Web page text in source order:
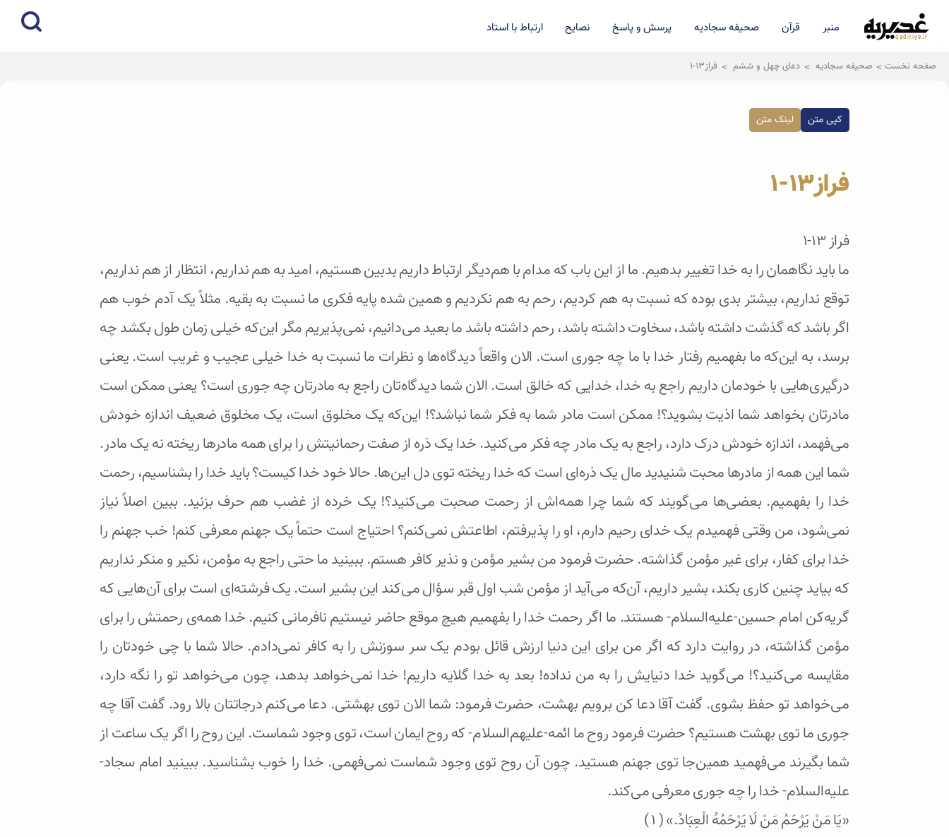
qadiriye.ir
نشریه ی غدیریه-بیانات استاد
منبر قرآن صحیفه سجادیه پرسش و پاسخ نصایح ارتباط با استاد
صفحه نخست صحیفه سجادیه دعای چهل و ششم فراز13-1
کپی متن لینک متن
فراز13-1
فراز 13-1
ما باید نگاهمان را به خدا تغییر بدهیم. ما از این باب که مدام با هم‌دیگر ارتباط داریم بدبین هستیم، امید به هم نداریم، انتظار از هم نداریم،
توقع نداریم، بیشتر بدی بوده که نسبت به هم کردیم، رحم به هم نکردیم و همین شده پایه فکری ما نسبت به بقیه. مثلاً یک آدم خوب هم
اگر باشد که گذشت داشته باشد، سخاوت داشته باشد، رحم داشته باشد ما بعید می‌دانیم، نمی‌پذیریم مگر این‌که خیلی زمان طول بکشد چه
برسد، به این‌که ما بفهمیم رفتار خدا با ما چه جوری است. الان واقعاً دیدگاه‌ها و نظرات‌ ما نسبت به خدا خیلی عجیب و غریب است. یعنی
درگیری‌هایی با خودمان داریم راجع به خدا، خدایی که خالق است. الان شما دیدگاه‌تان راجع به مادرتان چه جوری است؟ یعنی ممکن است
مادرتان بخواهد شما اذیت بشوید؟! ممکن است مادر شما به فکر شما نباشد؟! این‌که یک مخلوق است، یک مخلوق ضعیف اندازه خودش
می‌فهمد، اندازه خودش درک دارد، راجع به یک مادر چه فکر می‌کنید. خدا یک ذره از صفت رحمانیتش را برای همه مادرها ریخته نه یک مادر.
شما این همه از مادرها محبت شنیدید مال یک ذره‌ای است که خدا ریخته توی دل این‌ها. حالا خود خدا کیست؟ باید خدا را بشناسیم، رحمت
خدا را بفهمیم. بعضی‌ها می‌گویند که شما چرا همه‌اش از رحمت صحبت می‌کنید؟! یک خرده از غضب هم حرف بزنید. ببین اصلاً نیاز
نمی‌شود، من وقتی فهمیدم یک خدای رحیم دارم، او را پذیرفتم، اطاعتش نمی‌کنم؟ احتیاج است حتماً یک جهنم معرفی کنم! خب جهنم را
خدا برای کفار، برای غیر مؤمن گذاشته. حضرت فرمود من بشیر مؤمن و نذیر کافر هستم. ببینید ما حتی راجع به مؤمن، نکیر و منکر نداریم
که بیاید چنین کاری بکند، بشیر داریم، آن‌که می‌آید از مؤمن شب اول قبر سؤال می‌کند این بشیر است. یک فرشته‌ای است برای آن‌هایی که
گریه‌کن امام حسین-علیه‌السلام- هستند. ما اگر رحمت خدا را بفهمیم هیچ موقع حاضر نیستیم نافرمانی کنیم. خدا همه‌ی رحمتش را برای
مؤمن گذاشته، در روایت دارد که اگر من برای این دنیا ارزش قائل بودم یک سر سوزنش را به کافر نمی‌دادم. حالا شما با چی خودتان را
مقایسه می‌کنید؟! می‌گوید خدا دنیایش را به من نداده! بعد به خدا گلایه داریم! خدا نمی‌خواهد بدهد، چون می‌خواهد تو را نگه دارد،
می‌خواهد تو حفظ بشوی. گفت آقا دعا کن برویم بهشت، حضرت فرمود: شما الان توی بهشتی. دعا می‌کنم درجاتتان بالا رود. گفت آقا چه
جوری ما توی بهشت هستیم؟ حضرت فرمود روح ما ائمه-علیهم‌السلام- که روح ایمان است، توی وجود شماست. این روح را اگر یک ساعت از
شما بگیرند می‌فهمید همین‌جا توی جهنم هستید. چون آن روح توی وجود شماست نمی‌فهمی. خدا را خوب بشناسید. ببینید امام سجاد-
علیه‌السلام- خدا را چه جوری معرفی می‌کند.
«يَا مَنْ يَرْحَمُ مَنْ لَا يَرْحَمُهُ الْعِبَادُ.» ( ۱ )